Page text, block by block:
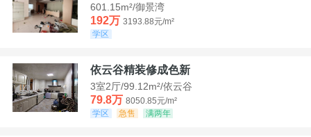
601.15m²/御景湾
192万 3193.88元/m²
学区
依云谷精装修成色新
3室2厅/99.12m²/依云谷
79.8万 8050.85元/m²
学区
急售 满两年